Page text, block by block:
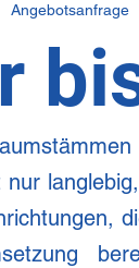
Angebotsanfrage